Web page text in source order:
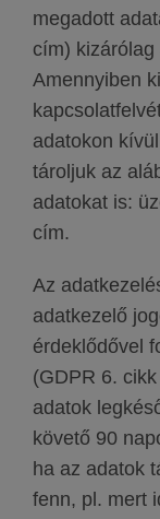
megadott
cím)
Amennyiben
adatokon
tároljuk az
adatokat is:
cím.
Az
adatkezelő
érdeklődővel
(GDPR 6.
adatok
követő 90
ha az adatok
fenn, pl. mert